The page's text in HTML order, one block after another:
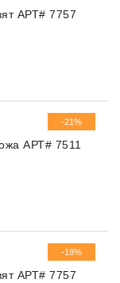
АРТ# 7757
was: 52.00 €.
цена е:
-21%
АРТ# 7511
was: 48.00 €.
цена е:
-18%
АРТ# 7757